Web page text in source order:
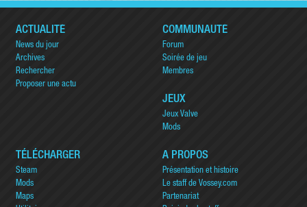
ACTUALITÉ
News du jour
Archives
Rechercher
Proposer une actu
COMMUNAUTÉ
Forum
Soirée de jeu
Membres
JEUX
Jeux Valve
Mods
TÉLÉCHARGER
Steam
Mods
Maps
A PROPOS
Présentation et histoire
Le staff de Vossey.com
Partenariat